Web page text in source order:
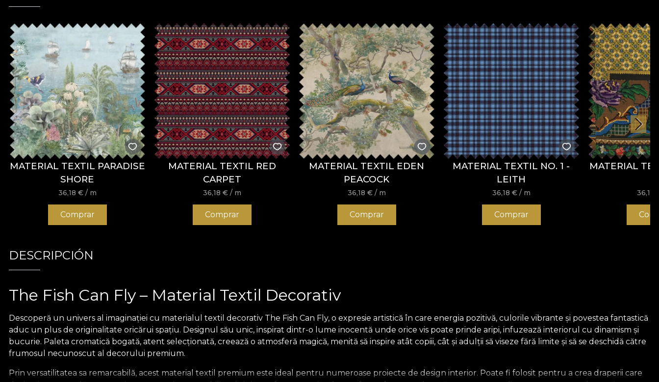
MATERIAL TEXTIL PARADISE
SHORE
36,18 € / m
Comprar
MATERIAL TEXTIL RED
CARPET
36,18 € / m
Comprar
MATERIAL TEXTIL EDEN
PEACOCK
36,18 € / m
Comprar
MATERIAL TEXTIL NO. 1 -
LEITH
36,18 € / m
Comprar
MATERIAL
36,18
DESCRIPCIÓN
The Fish Can Fly – Material Textil Decorativ
Descoperă un univers al imaginației cu materialul textil decorativ The Fish Can Fly, o expresie artistică în care energia pozitivă, culorile vibrante și povestea fantastică
aduc un plus de originalitate oricărui spațiu. Designul său unic, inspirat dintr-o lume inocentă unde orice vis poate prinde aripi, infuzează interiorul cu dinamism și
bucurie. Paleta cromatică bogată, atent selecționată, creează o atmosferă magică, menită să inspire atât copiii, cât și adulții să viseze fără limite și să se deschidă către
frumosul necunoscut al decorului premium.
Prin versatilitatea sa remarcabilă, acest material textil premium este ideal pentru numeroase proiecte de design interior. Poate fi folosit pentru a crea draperii care